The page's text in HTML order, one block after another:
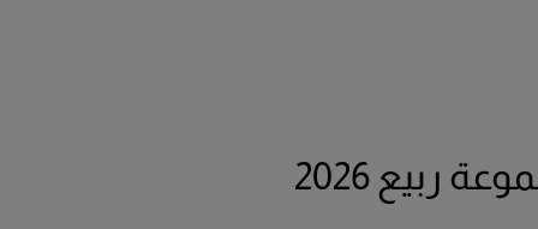
ربيع 2026